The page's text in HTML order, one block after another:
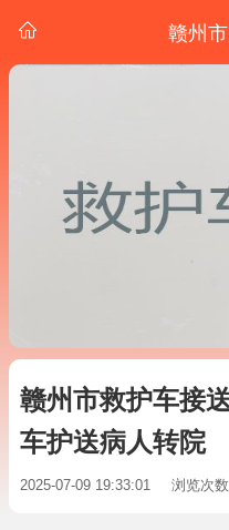
赣州
赣州市救护车接
车护送病人转院
2025-07-09 19:33:01 浏览次